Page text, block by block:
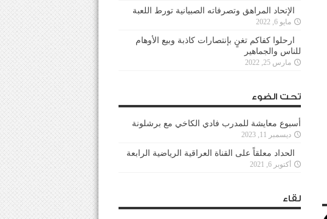
الإتحاد المراهق وتصرفاته الصبيانية تورط اللعبة
مايو 6, 2022
ارحلوا كفاكم تغنٍ بإنتصارات كاذبة وبيع الأوهام
للناس والجماهير
مارس 25, 2022
تحت الضوء
أسبوع معايشة للمدرب فادي الكاخي مع برشلونة
ديسمبر 11, 2023
الحداد معلقاً على القناة العراقية الرياضية الرابعة
أكتوبر 6, 2021
لقاء